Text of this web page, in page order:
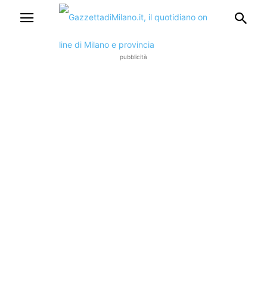
pubblicità